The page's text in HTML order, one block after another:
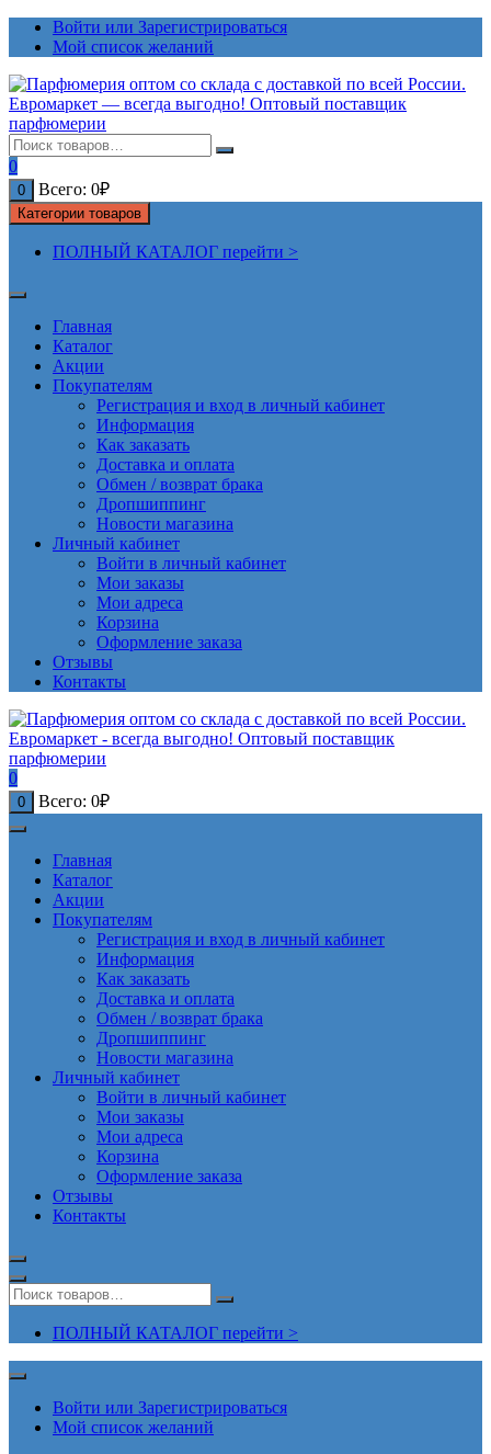
ПерейтиВойти или Зарегистрироваться
Мой список желаний
0
0 Всего: 0₽
Категории товаров
ПОЛНЫЙ КАТАЛОГ перейти >
Главная
Каталог
Акции
Покупателям
Регистрация и вход в личный кабинет
Информация
Как заказать
Доставка и оплата
Обмен / возврат брака
Дропшиппинг
Новости магазина
Личный кабинет
Войти в личный кабинет
Мои заказы
Мои адреса
Корзина
Оформление заказа
Отзывы
Контакты
0
0 Всего: 0₽
Главная
Каталог
Акции
Покупателям
Регистрация и вход в личный кабинет
Информация
Как заказать
Доставка и оплата
Обмен / возврат брака
Дропшиппинг
Новости магазина
Личный кабинет
Войти в личный кабинет
Мои заказы
Мои адреса
Корзина
Оформление заказа
Отзывы
Контакты
ПОЛНЫЙ КАТАЛОГ перейти >
Войти или Зарегистрироваться
Мой список желаний